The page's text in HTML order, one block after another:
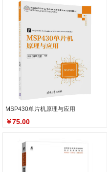
MSP430单片机原理与应用
￥75.00